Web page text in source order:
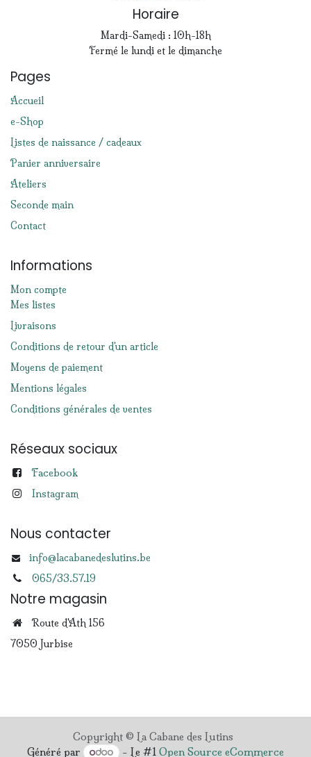
Horaire
Mardi-Samedi : 10h-18h
Fermé le lundi et le dimanche
Pages
Accueil
e-Shop
Listes de naissance / cadeaux
Panier anniversaire
Ateliers
Seconde main
Contact
Informations
Mon compte
Mes listes
Livraisons
Conditions de retour d'un article
Moyens de paiement
Mentions légales
Conditions générales de ventes
Réseaux sociaux
Facebook
Instagram
Nous contacter
info@lacabanedeslutins.be
065/33.57.19
Notre magasin
Route d'Ath 156
7050 Jurbise
Copyright © La Cabane des Lutins
Généré par
- Le #1 Open Source eCommerce